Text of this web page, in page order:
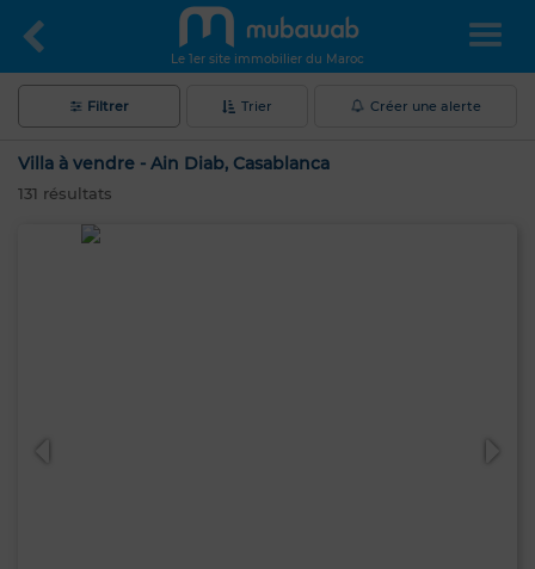
Le 1er site immobilier du Maroc
Filtrer Trier Créer une alerte
Villa à vendre - Ain Diab, Casablanca
131 résultats